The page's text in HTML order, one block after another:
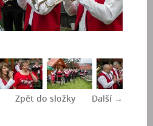
Další →
Zpět do složky